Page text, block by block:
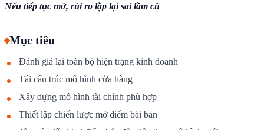
Nếu tiếp tục mở, rủi ro lặp lại sai lầm cũ
Mục tiêu
Đánh giá lại toàn bộ hiện trạng kinh doanh
Tái cấu trúc mô hình cửa hàng
Xây dựng mô hình tài chính phù hợp
Thiết lập chiến lược mở điểm bài bản